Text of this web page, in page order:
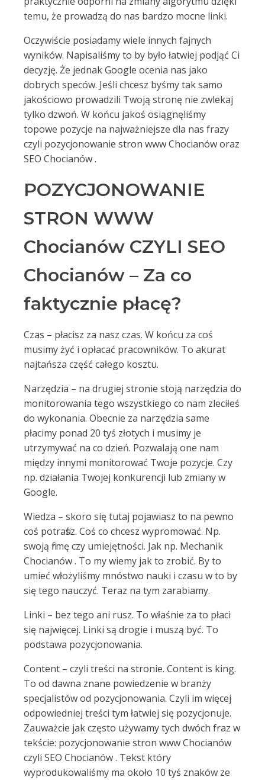
temu, że prowadzą do nas bardzo mocne linki.
Oczywiście posiadamy wiele innych fajnych
wyników. Napisaliśmy to by było łatwiej podjąć Ci
decyzję. Że jednak Google ocenia nas jako
dobrych speców. Jeśli chcesz byśmy tak samo
jakościowo prowadzili Twoją stronę nie zwlekaj
tylko dzwoń. W końcu jakoś osiągnęliśmy
topowe pozycje na najważniejsze dla nas frazy
czyli pozycjonowanie stron www Chocianów oraz
SEO Chocianów .
POZYCJONOWANIE
STRON WWW
Chocianów CZYLI SEO
Chocianów – Za co
faktycznie płacę?
Czas – płacisz za nasz czas. W końcu za coś
musimy żyć i opłacać pracowników. To akurat
najtańsza część całego kosztu.
Narzędzia – na drugiej stronie stoją narzędzia do
monitorowania tego wszystkiego co nam zleciłeś
do wykonania. Obecnie za narzędzia same
płacimy ponad 20 tyś złotych i musimy je
utrzymywać na co dzień. Pozwalają one nam
między innymi monitorować Twoje pozycje. Czy
np. działania Twojej konkurencji lub zmiany w
Google.
Wiedza – skoro się tutaj pojawiasz to na pewno
coś potrafisz. Coś co chcesz wypromować. Np.
swoją firmę czy umiejętności. Jak np. Mechanik
Chocianów . To my wiemy jak to zrobić. By to
umieć włożyliśmy mnóstwo nauki i czasu w to by
się tego nauczyć. Teraz na tym zarabiamy.
Linki – bez tego ani rusz. To właśnie za to płaci
się najwięcej. Linki są drogie i muszą być. To
podstawa pozycjonowania.
Content – czyli treści na stronie. Content is king.
To od dawna znane powiedzenie w branży
specjalistów od pozycjonowania. Czyli im więcej
odpowiedniej treści tym łatwiej się pozycjonuje.
Zauważcie jak często używamy tych dwóch fraz w
tekście: pozycjonowanie stron www Chocianów
czyli SEO Chocianów . Tekst który
wyprodukowaliśmy ma około 10 tyś znaków ze